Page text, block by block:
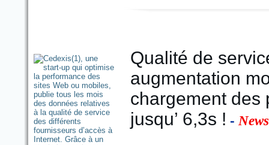
Qualité de
augmentation
chargement
jusqu’ 6,3s ! - News